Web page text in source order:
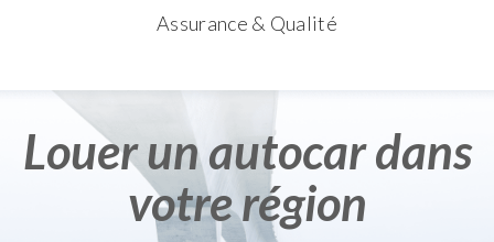
Assurance & Qualité
Louer un autocar dans
votre région